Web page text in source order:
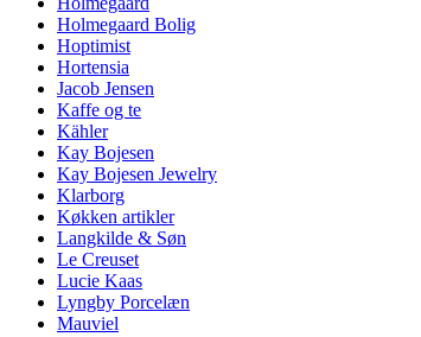
Holmegaard Bolig
Hoptimist
Hortensia
Jacob Jensen
Kaffe og te
Kähler
Kay Bojesen
Kay Bojesen Jewelry
Klarborg
Køkken artikler
Langkilde & Søn
Le Creuset
Lucie Kaas
Lyngby Porcelæn
Mauviel